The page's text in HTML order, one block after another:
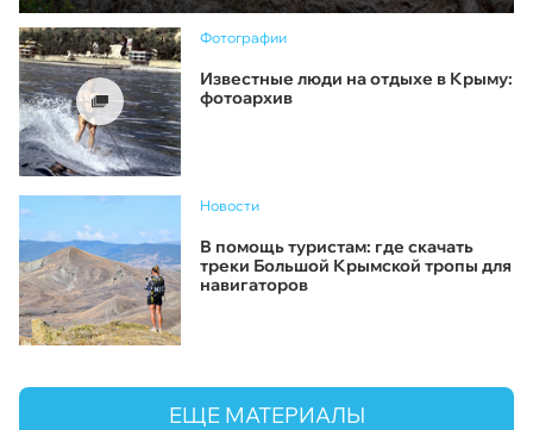
Фотографии
Известные люди на отдыхе в Крыму:
фотоархив
Новости
В помощь туристам: где скачать
треки Большой Крымской тропы для
навигаторов
ЕЩЕ МАТЕРИАЛЫ